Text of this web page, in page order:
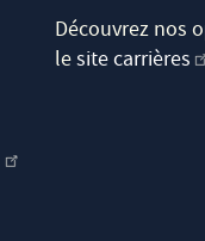
Découvrez nos
lesite carrières